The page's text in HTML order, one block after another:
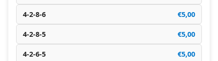
4-2-8-6 €5,00
4-2-8-5 €5,00
4-2-6-5 €5,00